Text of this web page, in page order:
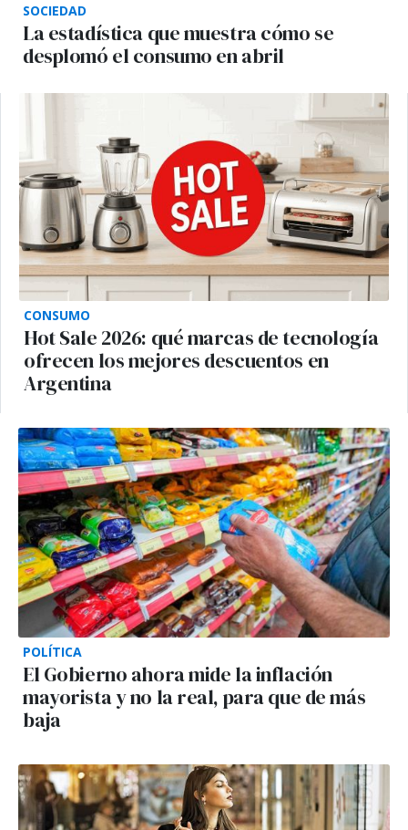
SOCIEDAD
La estadística que muestra cómo se
desplomó el consumo en abril
CONSUMO
Hot Sale 2026: qué marcas de tecnología
ofrecen los mejores descuentos en
Argentina
POLÍTICA
El Gobierno ahora mide la inflación
mayorista y no la real, para que de más
baja